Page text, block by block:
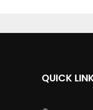
QUICK